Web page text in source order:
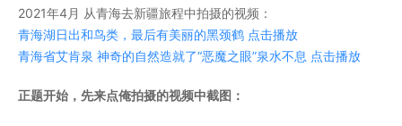
2021年4月 从青海去新疆旅程中拍摄的视频：
青海湖日出和鸟类，最后有美丽的黑颈鹤 点击播放
青海省艾肯泉 神奇的自然造就了“恶魔之眼”泉水不息 点击播放
正题开始，先来点俺拍摄的视频中截图：